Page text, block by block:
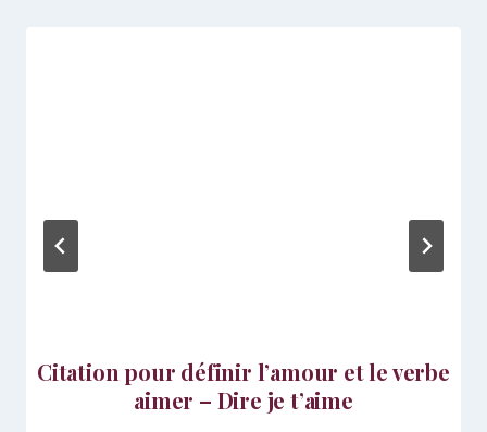
Citation pour définir l’amour et le verbe
aimer – Dire je t’aime